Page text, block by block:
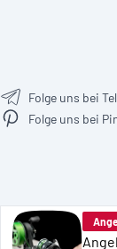
Folge uns bei
Folge uns bei